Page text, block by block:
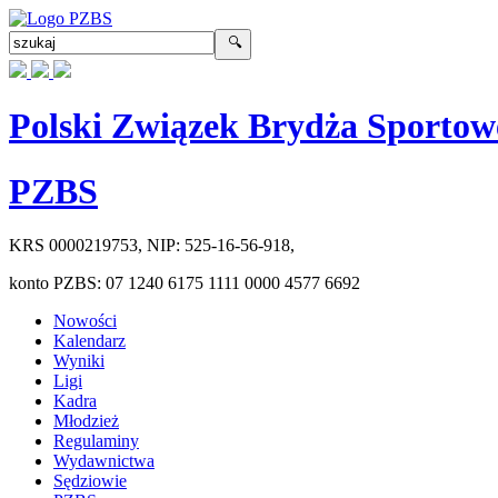
Polski Związek Brydża
PZBS
KRS 0000219753, NIP: 525-16-56-918,
konto PZBS: 07 1240 6175 1111 0000 4577 6692
Nowości
Kalendarz
Wyniki
Ligi
Kadra
Młodzież
Regulaminy
Wydawnictwa
Sędziowie